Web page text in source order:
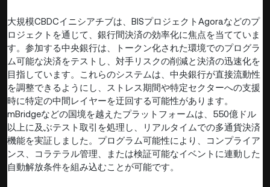
大規模CBDCイニシアチブは、BISプロジェクトAgoraなどのプ
ロジェクトを通じて、銀行間決済の効率化に焦点を当てていま
す。参加する中央銀行は、トークン化された環境でのプログラ
ム可能な決済をテストし、対手リスクの削減と決済の迅速化を
目指しています。これらのシステムは、中央銀行が直接流動性
を調整できるようにし、ストレス期間や特定セクターへの支援
時に特定の中間レイヤーを迂回する可能性があります。
mBridgeなどの国境を越えたプラットフォームは、550億ドル
以上に及ぶテスト取引を処理し、リアルタイムでの多通貨決済
機能を実証しました。プログラム可能性により、コンプライア
ンス、コラテラル管理、または検証可能なイベントに連動した
自動解放条件を組み込むことが可能です。